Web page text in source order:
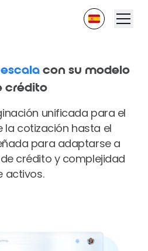
con su modelo
crédito
unificada para el
la cotización hasta el
para adaptarse a
crédito y complejidad
activos.